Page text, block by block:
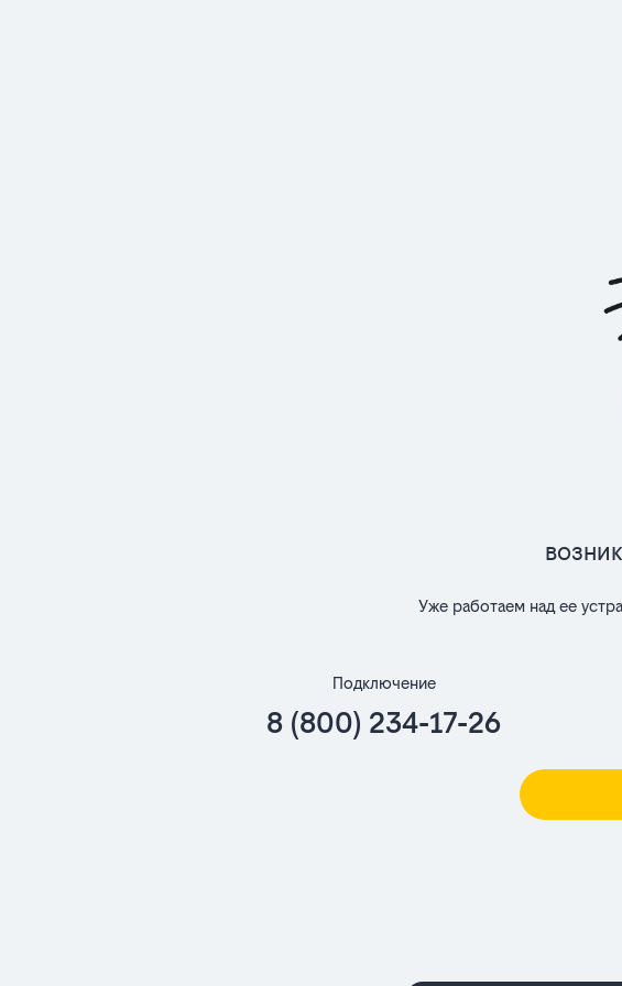
Уже работаем над ее
Подключение
8 (800) 234-17-26